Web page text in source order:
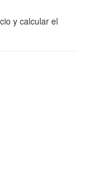
y calcular el